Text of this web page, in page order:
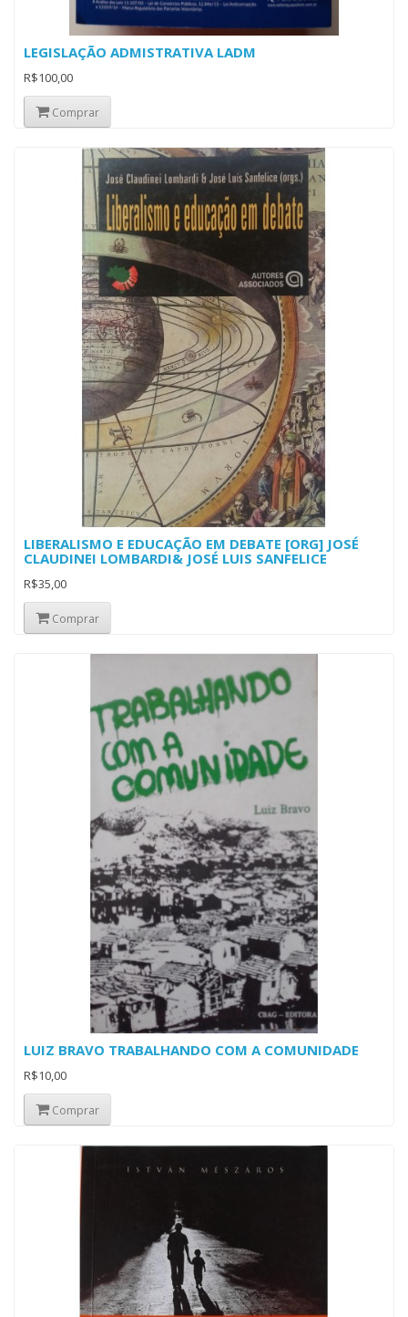
LEGISLAÇÃO ADMISTRATIVA LADM
R$100,00
Comprar
LIBERALISMO E EDUCAÇÃO EM DEBATE [ORG] JOSÉ
CLAUDINEI LOMBARDI& JOSÉ LUIS SANFELICE
R$35,00
Comprar
LUIZ BRAVO TRABALHANDO COM A COMUNIDADE
R$10,00
Comprar